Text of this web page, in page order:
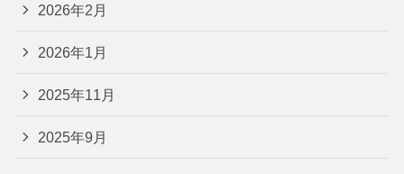
2026年2月
2026年1月
2025年11月
2025年9月